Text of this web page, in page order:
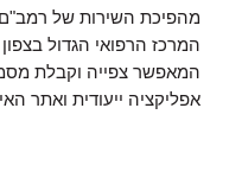
שיתוף
חדש
ברמב"ם:
צריכים
מהפיכת השירות של
המרכז הרפואי הגדול
המאפשר צפייה וקבלת
אפליקציה ייעודית ואתר